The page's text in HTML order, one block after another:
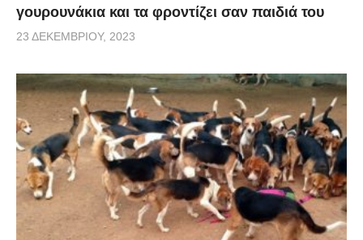
γουρουνάκια και τα φροντίζει σαν παιδιά του
23 ΔΕΚΕΜΒΡΊΟΥ, 2023